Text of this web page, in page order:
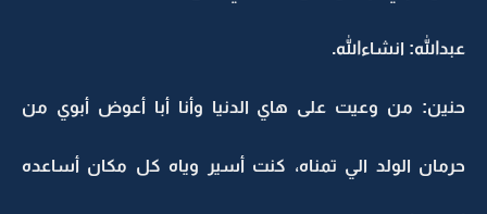
عبدالله: انشاءالله.
حنين: من وعيت على هاي الدنيا وأنا أبا أعوض أبوي من
حرمان الولد الي تمناه، كنت أسير وياه كل مكان أساعده